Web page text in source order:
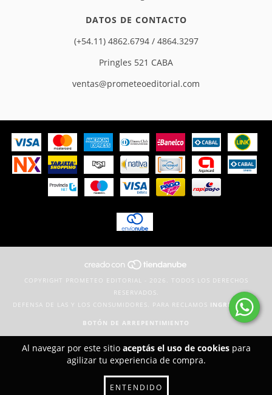
Al navegar por este sitio aceptás el uso de cookiespara
agilizar tu experiencia de compra.
ENTENDIDO
DATOS DE CONTACTO
(+54.11) 4862.6794 / 4864.3297
Pringles 521 CABA
ventas@prometeoeditorial.com
COPYRIGHT PROMETEO EDITORIAL - 2026. TODOS LOS DERECHOS
RESERVADOS.
DEFENSA DE LAS Y LOS CONSUMIDORES. PARA RECLAMOS INGRESÁ ACÁ.
BOTÓN DE ARREPENTIMIENTO